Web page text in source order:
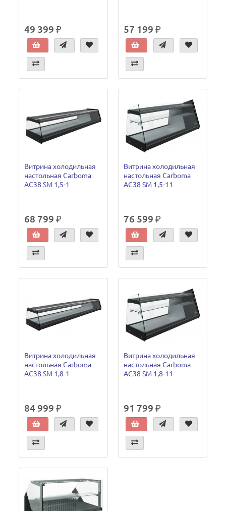
49 399 ₽ 57 199 ₽
Витрина холодильная
настольная Carboma
AC38 SM 1,5-1
68 799 ₽
Витрина холодильная
настольная Carboma
AC38 SM 1,5-11
76 599 ₽
Витрина холодильная
настольная Carboma
AC38 SM 1,8-1
84 999 ₽
Витрина холодильная
настольная Carboma
AC38 SM 1,8-11
91 799 ₽